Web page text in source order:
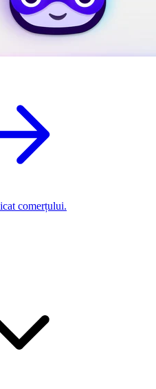
comerțului.